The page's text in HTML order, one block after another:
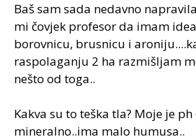
Baš sam sada nedavno
mi čovjek profesor da imam
borovnicu, brusnicu i
raspolaganju 2 ha razmišljam
nešto od toga..
Kakva su to teška tla? Moje je ph
mineralno..ima malo humusa..